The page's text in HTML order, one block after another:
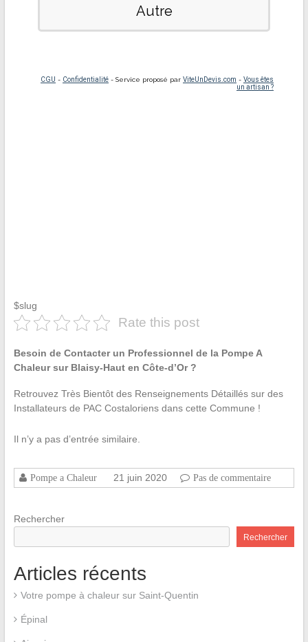
$slug
Rate this post
Besoin de Contacter un Professionnel de la Pompe A
Chaleur sur Blaisy-Haut en Côte-d’Or ?
Retrouvez Très Bientôt des Renseignements Détaillés sur des
Installateurs de PAC Costaloriens dans cette Commune !
Il n’y a pas d’entrée similaire.
Pompe a Chaleur 21 juin 2020 Pas de commentaire
Rechercher
Rechercher
Articles récents
Votre pompe à chaleur sur Saint-Quentin
Épinal